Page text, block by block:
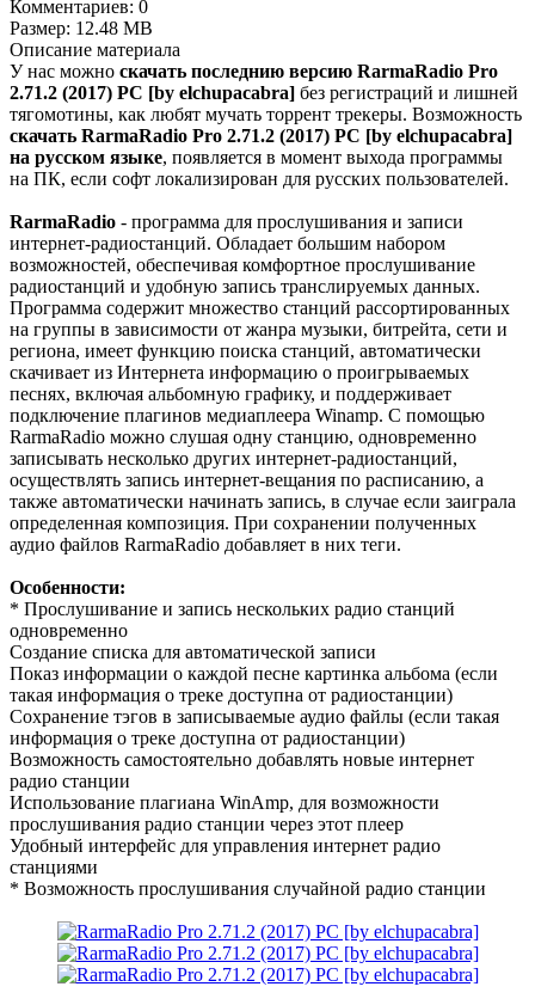
Комментариев: 0
Размер: 12.48 MB
Описание материала
У нас можно скачать последнию версию RarmaRadio Pro
2.71.2 (2017) PC [by elchupacabra] без регистраций и лишней
тягомотины, как любят мучать торрент трекеры. Возможность
скачать RarmaRadio Pro 2.71.2 (2017) PC [by elchupacabra]
на русском языке, появляется в момент выхода программы
на ПК, если софт локализирован для русских пользователей.
RarmaRadio - программа для прослушивания и записи
интернет-радиостанций. Обладает большим набором
возможностей, обеспечивая комфортное прослушивание
радиостанций и удобную запись транслируемых данных.
Программа содержит множество станций рассортированных
на группы в зависимости от жанра музыки, битрейта, сети и
региона, имеет функцию поиска станций, автоматически
скачивает из Интернета информацию о проигрываемых
песнях, включая альбомную графику, и поддерживает
подключение плагинов медиаплеера Winamp. С помощью
RarmaRadio можно слушая одну станцию, одновременно
записывать несколько других интернет-радиостанций,
осуществлять запись интернет-вещания по расписанию, а
также автоматически начинать запись, в случае если заиграла
определенная композиция. При сохранении полученных
аудио файлов RarmaRadio добавляет в них теги.
Особенности:
* Прослушивание и запись нескольких радио станций
одновременно
Создание списка для автоматической записи
Показ информации о каждой песне картинка альбома (если
такая информация о треке доступна от радиостанции)
Сохранение тэгов в записываемые аудио файлы (если такая
информация о треке доступна от радиостанции)
Возможность самостоятельно добавлять новые интернет
радио станции
Использование плагиана WinAmp, для возможности
прослушивания радио станции через этот плеер
Удобный интерфейс для управления интернет радио
станциями
* Возможность прослушивания случайной радио станции